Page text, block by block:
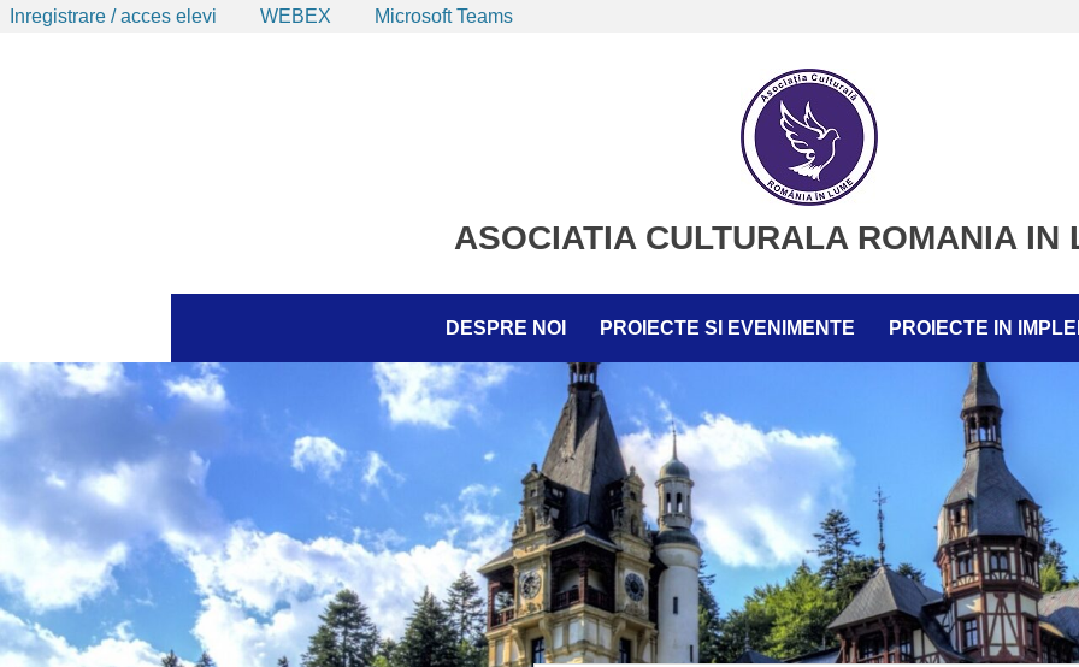
Inregistrare / acces elevi WEBEX
Microsoft Teams
ASOCIATIA CULTURALA ROMANIA IN
content
DESPRE NOI PROIECTE SI EVENIMENTE PROIECTE IN